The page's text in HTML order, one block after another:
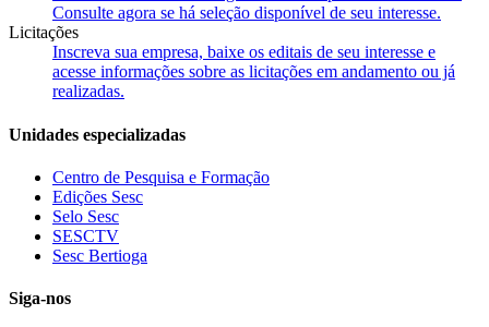
Consulte agora se há seleção disponível de seu interesse.
Licitações
Inscreva sua empresa, baixe os editais de seu interesse e
acesse informações sobre as licitações em andamento ou já
realizadas.
Unidades especializadas
Centro de Pesquisa e Formação
Edições Sesc
Selo Sesc
SESCTV
Sesc Bertioga
Siga-nos